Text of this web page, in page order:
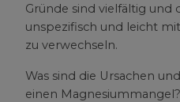
Gründe sind vielfältig
unspezifisch und leicht
zu verwechseln.
Was sind die Ursachen
einen